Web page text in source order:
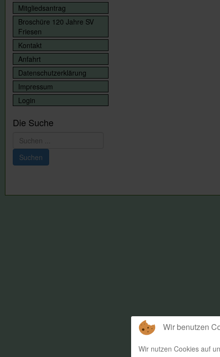
Mitgliedsantrag
Broschüre 120 Jahre SV
Friesen
Kontakt
Anfahrt
Datenschutzerklärung
Impressum
Login
Die Suche
Suchen
...
Suchen
Wir benutzen
Wir nutzen Cookies auf